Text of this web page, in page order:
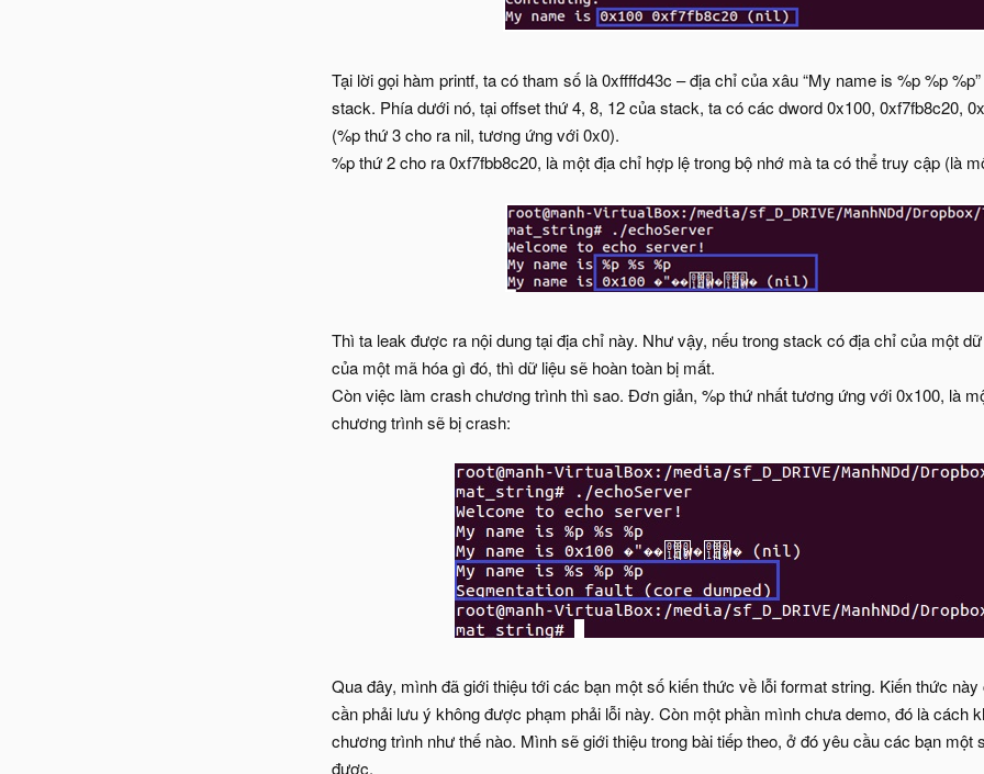
Tại lời gọi hàm printf, ta có tham số là 0xffffd43c – địa chỉ của xâu “My name is %p %p
stack. Phía dưới nó, tại offset thứ 4, 8, 12 của stack, ta có các dword 0x100, 0xf7fb8c20,
(%p thứ 3 cho ra nil, tương ứng với 0x0).
%p thứ 2 cho ra 0xf7fbb8c20, là một địa chỉ hợp lệ trong bộ nhớ mà ta có thể truy cập (là
Thì ta leak được ra nội dung tại địa chỉ này. Như vậy, nếu trong stack có địa chỉ của một
của một mã hóa gì đó, thì dữ liệu sẽ hoàn toàn bị mất.
Còn việc làm crash chương trình thì sao. Đơn giản, %p thứ nhất tương ứng với 0x100, là
chương trình sẽ bị crash:
Qua đây, mình đã giới thiệu tới các bạn một số kiến thức về lỗi format string. Kiến thức
cần phải lưu ý không được phạm phải lỗi này. Còn một phần mình chưa demo, đó là cách
chương trình như thế nào. Mình sẽ giới thiệu trong bài tiếp theo, ở đó yêu cầu các bạn
được.